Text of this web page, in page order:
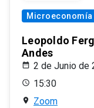
Microeconomía
Leopoldo
Andes
2 de Junio de
15:30
Zoom